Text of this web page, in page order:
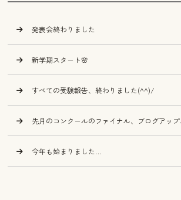
発表会終わりました
新学期スタート🌸
すべての受験報告、終わりました(^^)/
先月のコンクールのファイナル、ブログアッ
今年も始まりました…